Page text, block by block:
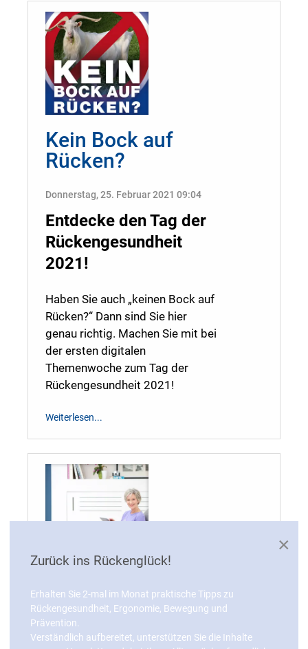
Kein Bock auf
Rücken?
Donnerstag, 25. Februar 2021 09:04
Entdecke den Tag der
Rückengesundheit
2021!
Haben Sie auch „keinen Bock auf
Rücken?“ Dann sind Sie hier
genau richtig. Machen Sie mit bei
der ersten digitalen
Themenwoche zum Tag der
Rückengesundheit 2021!
Weiterlesen...
FIT@HOME
Mittwoch, 24. Februar 2021 14:27
×
Zurück ins Rückenglück!
Erhalten Sie 2-mal im Monat praktische Tipps zu
Rückengesundheit, Ergonomie, Bewegung und
Prävention.
Verständlich aufbereitet, unterstützen Sie die Inhalte